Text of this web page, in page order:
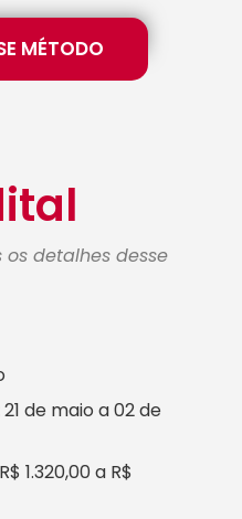
MÉTODO
detalhes desse
21 de maio a 02 de
R$ 1.320,00 a R$